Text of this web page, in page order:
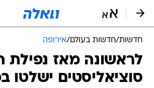
חדשות/חדשות בעולם/אירופה
לראשונה מאז נפילת
סוציאליסטים ישלטו